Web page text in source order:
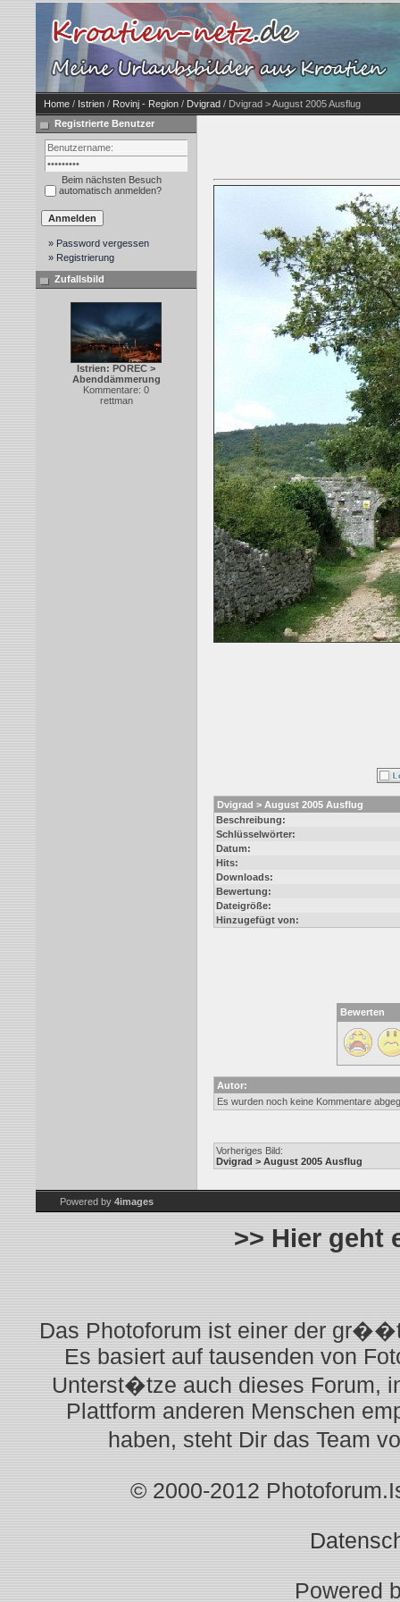
Home / Istrien / Rovinj - Region / Dvigrad / Dvigrad > August 2005 Ausflug
Registrierte Benutzer
Beim nächsten Besuch
automatisch anmelden?
» Password vergessen
» Registrierung
Zufallsbild
Istrien: POREC >
Abenddämmerung
Kommentare: 0
rettman
Dvigrad > August 2005 Ausflug
Beschreibung:
Schlüsselwörter:
Datum:
Hits:
Downloads:
Bewertung:
Dateigröße:
Hinzugefügt von:
Bewerten
Autor:
Es wurden noch keine Kommentare
Vorheriges Bild:
Dvigrad > August 2005 Ausflug
Powered by 4images
>> Hier geht
Das Photoforum ist einer der
Es basiert auf tausenden von
Unterst�tze auch dieses Forum,
Plattform anderen Menschen
haben, steht Dir das Team
© 2000-2012
Powered